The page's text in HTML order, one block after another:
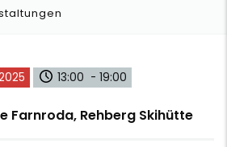
13:00 - 19:00
Farnroda, Rehberg Skihütte